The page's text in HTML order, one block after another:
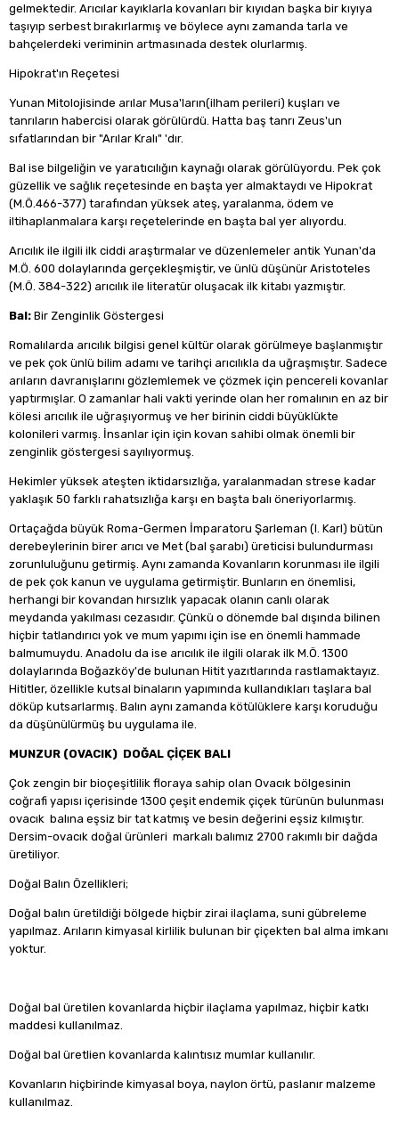
gelmektedir. Arıcılar kayıklarla kovanları bir kıyıdan başka bir kıyıya
taşıyıp serbest bırakırlarmış ve böylece aynı zamanda tarla ve
bahçelerdeki veriminin artmasınada destek olurlarmış.
Hipokrat'ın Reçetesi
Yunan Mitolojisinde arılar Musa'ların(ilham perileri) kuşları ve
tanrıların habercisi olarak görülürdü. Hatta baş tanrı Zeus'un
sıfatlarından bir "Arılar Kralı" 'dır.
Bal ise bilgeliğin ve yaratıcılığın kaynağı olarak görülüyordu. Pek çok
güzellik ve sağlık reçetesinde en başta yer almaktaydı ve Hipokrat
(M.Ö.466-377) tarafından yüksek ateş, yaralanma, ödem ve
iltihaplanmalara karşı reçetelerinde en başta bal yer alıyordu.
Arıcılık ile ilgili ilk ciddi araştırmalar ve düzenlemeler antik Yunan'da
M.Ö. 600 dolaylarında gerçekleşmiştir, ve ünlü düşünür Aristoteles
(M.Ö. 384-322) arıcılık ile literatür oluşacak ilk kitabı yazmıştır.
Bal: Bir Zenginlik Göstergesi
Romalılarda arıcılık bilgisi genel kültür olarak görülmeye başlanmıştır
ve pek çok ünlü bilim adamı ve tarihçi arıcılıkla da uğraşmıştır. Sadece
arıların davranışlarını gözlemlemek ve çözmek için pencereli kovanlar
yaptırmışlar. O zamanlar hali vakti yerinde olan her romalının en az bir
kölesi arıcılık ile uğraşıyormuş ve her birinin ciddi büyüklükte
kolonileri varmış. İnsanlar için için kovan sahibi olmak önemli bir
zenginlik göstergesi sayılıyormuş.
Hekimler yüksek ateşten iktidarsızlığa, yaralanmadan strese kadar
yaklaşık 50 farklı rahatsızlığa karşı en başta balı öneriyorlarmış.
Ortaçağda büyük Roma-Germen İmparatoru Şarleman (I. Karl) bütün
derebeylerinin birer arıcı ve Met (bal şarabı) üreticisi bulundurması
zorunluluğunu getirmiş. Aynı zamanda Kovanların korunması ile ilgili
de pek çok kanun ve uygulama getirmiştir. Bunların en önemlisi,
herhangi bir kovandan hırsızlık yapacak olanın canlı olarak
meydanda yakılması cezasıdır. Çünkü o dönemde bal dışında bilinen
hiçbir tatlandırıcı yok ve mum yapımı için ise en önemli hammade
balmumuydu. Anadolu da ise arıcılık ile ilgili olarak ilk M.Ö. 1300
dolaylarında Boğazköy'de bulunan Hitit yazıtlarında rastlamaktayız.
Hititler, özellikle kutsal binaların yapımında kullandıkları taşlara bal
döküp kutsarlarmış. Balın aynı zamanda kötülüklere karşı koruduğu
da düşünülürmüş bu uygulama ile.
MUNZUR (OVACIK) DOĞAL ÇİÇEK BALI
Çok zengin bir bioçeşitlilik floraya sahip olan Ovacık bölgesinin
coğrafi yapısı içerisinde 1300 çeşit endemik çiçek türünün bulunması
ovacık balına eşsiz bir tat katmış ve besin değerini eşsiz kılmıştır.
Dersim-ovacık doğal ürünleri markalı balımız 2700 rakımlı bir dağda
üretiliyor.
Doğal Balın Özellikleri;
Doğal balın üretildiği bölgede hiçbir zirai ilaçlama, suni gübreleme
yapılmaz. Arıların kimyasal kirlilik bulunan bir çiçekten bal alma imkanı
yoktur.
Doğal bal üretilen kovanlarda hiçbir ilaçlama yapılmaz, hiçbir katkı
maddesi kullanılmaz.
Doğal bal üretlien kovanlarda kalıntısız mumlar kullanılır.
Kovanların hiçbirinde kimyasal boya, naylon örtü, paslanır malzeme
kullanılmaz.